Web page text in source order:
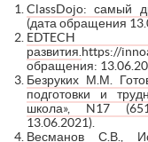
ClassDojo: самый
(дата обращения
EDTECH
развития. https://
обращения:
Безруких М.М.
подготовки и
школа», N17
13.06.2021).
Весманов С.В.,